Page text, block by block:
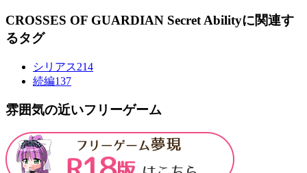
CROSSES OF GUARDIAN Secret Abilityに関連す
るタグ
シリアス214
続編137
雰囲気の近いフリーゲーム